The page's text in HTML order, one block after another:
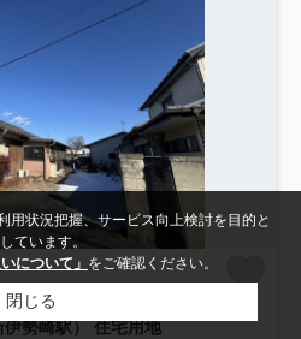
勢崎駅） 住宅用地
用状況把握、サービス向上検討を目的と
ています。
について」 をご確認ください。
閉じる